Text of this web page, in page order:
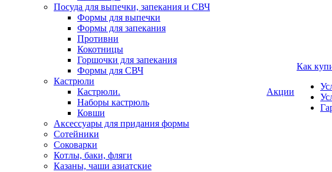
Посуда для выпечки, запекания и СВЧ
Формы для выпечки
Формы для запекания
Противни
Кокотницы
Горшочки для запекания
Формы для СВЧ
Кастрюли
Кастрюли.
Наборы кастрюль
Ковши
Аксессуары для придания формы
Сотейники
Соковарки
Котлы, баки, фляги
Казаны, чаши азиатские
Акции
Как